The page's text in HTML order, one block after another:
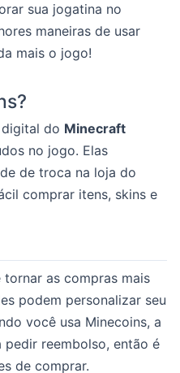
sua jogatina no
maneiras de usar
mais o jogo!
do Minecraft
no jogo. Elas
de troca na loja do
comprar itens, skins e
tornar as compras mais
podem personalizar seu
você usa Minecoins, a
reembolso, então é
de comprar.